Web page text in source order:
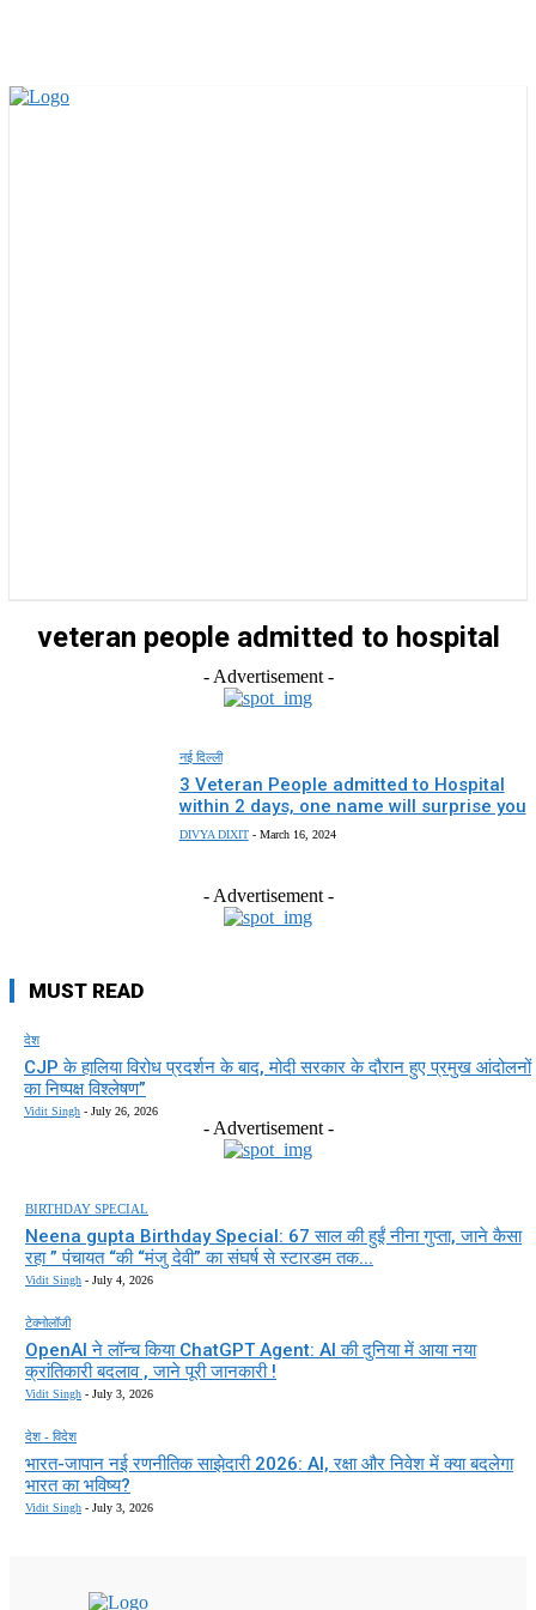
veteran people admitted to hospital
- Advertisement -
नई दिल्ली
3 Veteran People admitted to Hospital
within 2 days, one name will surprise you
DIVYA DIXIT - March 16, 2024
- Advertisement -
MUST READ
देश
CJP के हालिया विरोध प्रदर्शन के बाद, मोदी सरकार के दौरान हुए प्रमुख आंदोलनों
का निष्पक्ष विश्लेषण”
Vidit Singh - July 26, 2026
- Advertisement -
BIRTHDAY SPECIAL
Neena gupta Birthday Special: 67 साल की हुईं नीना गुप्ता, जाने कैसा
रहा ” पंचायत “की “मंजु देवी” का संघर्ष से स्टारडम तक...
Vidit Singh - July 4, 2026
टेक्नोलॉजी
OpenAI ने लॉन्च किया ChatGPT Agent: AI की दुनिया में आया नया
क्रांतिकारी बदलाव , जाने पूरी जानकारी !
Vidit Singh - July 3, 2026
देश - विदेश
भारत-जापान नई रणनीतिक साझेदारी 2026: AI, रक्षा और निवेश में क्या बदलेगा
भारत का भविष्य?
Vidit Singh - July 3, 2026